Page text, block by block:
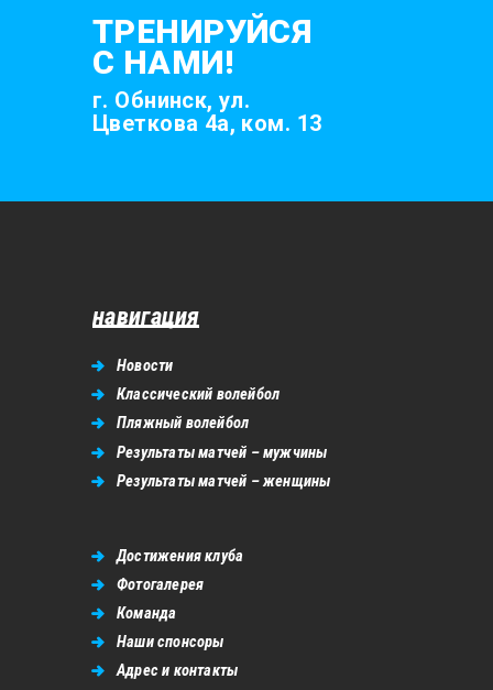
ТРЕНИРУЙСЯ
С НАМИ!
г. Обнинск, ул.
Цветкова 4а, ком. 13
навигация
Новости
Классический волейбол
Пляжный волейбол
Результаты матчей – мужчины
Результаты матчей – женщины
Достижения клуба
Фотогалерея
Команда
Наши спонсоры
Адрес и контакты